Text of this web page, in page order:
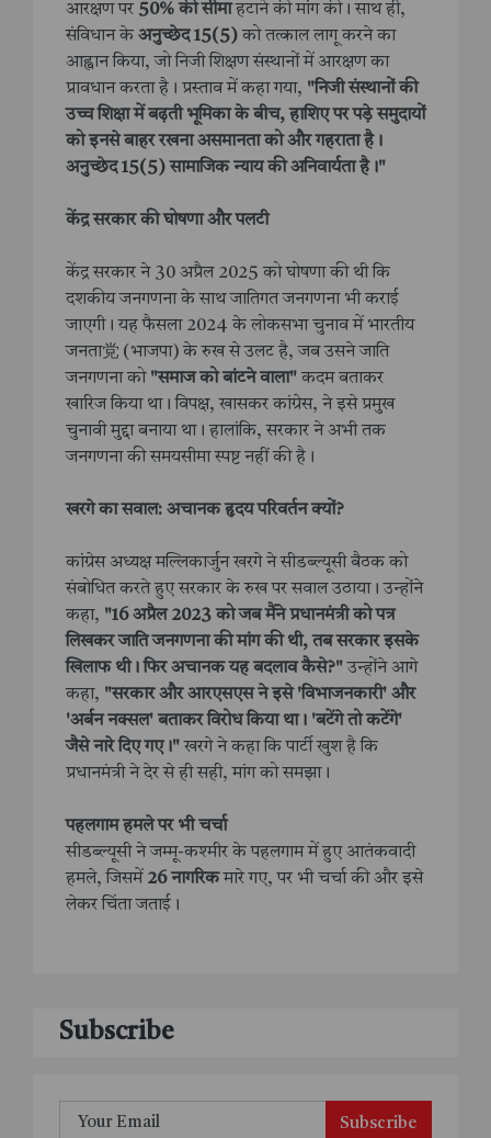
आरक्षण पर 50% की सीमाहटाने की मांग की। साथ ही,
संविधान के अनुच्छेद 15(5) को तत्काल लागू करने का
आह्वान किया, जो निजी शिक्षण संस्थानों में आरक्षण का
प्रावधान करता है। प्रस्ताव में कहा गया, "निजी संस्थानों की
उच्च शिक्षा में बढ़ती भूमिका के बीच, हाशिए पर पड़े समुदायों
को इनसे बाहर रखना असमानता को और गहराता है।
अनुच्छेद 15(5) सामाजिक न्याय की अनिवार्यता है।"
केंद्र सरकार की घोषणा और पलटी
केंद्र सरकार ने 30 अप्रैल 2025 को घोषणा की थी कि
दशकीय जनगणना के साथ जातिगत जनगणना भी कराई
जाएगी। यह फैसला 2024 के लोकसभा चुनाव में भारतीय
जनता党 (भाजपा) के रुख से उलट है, जब उसने जाति
जनगणना को "समाज को बांटने वाला" कदम बताकर
खारिज किया था। विपक्ष, खासकर कांग्रेस, ने इसे प्रमुख
चुनावी मुद्दा बनाया था। हालांकि, सरकार ने अभी तक
जनगणना की समयसीमा स्पष्ट नहीं की है।
खरगे का सवाल: अचानक हृदय परिवर्तन क्यों?
कांग्रेस अध्यक्ष मल्लिकार्जुन खरगे ने सीडब्ल्यूसी बैठक को
संबोधित करते हुए सरकार के रुख पर सवाल उठाया। उन्होंने
कहा, "16 अप्रैल 2023 को जब मैंने प्रधानमंत्री को पत्र
लिखकर जाति जनगणना की मांग की थी, तब सरकार इसके
खिलाफ थी। फिर अचानक यह बदलाव कैसे?"उन्होंने आगे
कहा, "सरकार और आरएसएस ने इसे 'विभाजनकारी' और
'अर्बन नक्सल' बताकर विरोध किया था। 'बटेंगे तो कटेंगे'
जैसे नारे दिए गए।"खरगे ने कहा कि पार्टी खुश है कि
प्रधानमंत्री ने देर से ही सही, मांग को समझा।
पहलगाम हमले पर भी चर्चा
सीडब्ल्यूसी ने जम्मू-कश्मीर के पहलगाम में हुए आतंकवादी
हमले, जिसमें 26 नागरिकमारे गए, पर भी चर्चा की और इसे
लेकर चिंता जताई।
Subscribe
Subscribe